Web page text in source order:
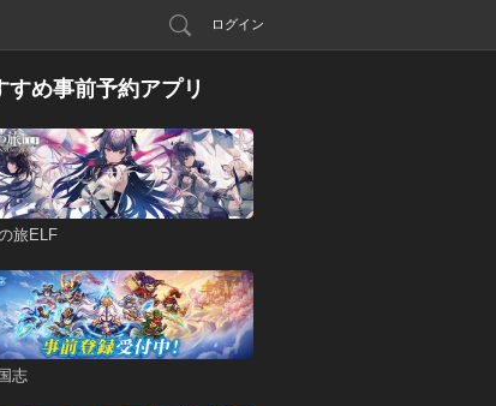
ログイン
すめ事前予約アプリ
旅ELF
志